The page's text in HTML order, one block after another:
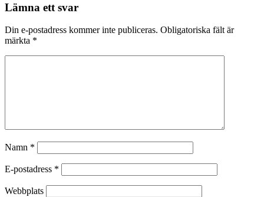
Lämna ett svar
Din e-postadress kommer inte publiceras. Obligatoriska fält är
märkta *
Namn *
E-postadress *
Webbplats